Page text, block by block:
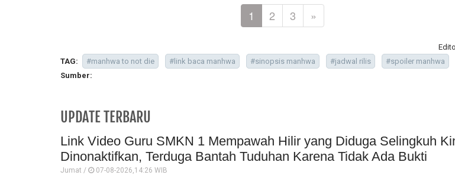
1 2 3 »
TAG:
#manhwa to not die #link baca manhwa #sinopsis manhwa #jadwal rilis
#spoiler manhwa
Sumber:
UPDATE TERBARU
Link Video Guru SMKN 1 Mempawah Hilir yang Diduga Selingkuh
Dinonaktifkan, Terduga Bantah Tuduhan Karena Tidak Ada Bukti
Jumat / 07-08-2026,14:26 WIB